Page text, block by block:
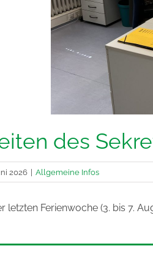
des
2026 | Allgemeine Infos
letzten Ferienwoche (3. bis 7.